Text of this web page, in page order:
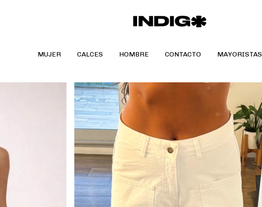
MUJER CALCES HOMBRE CONTACTO MAYORISTAS